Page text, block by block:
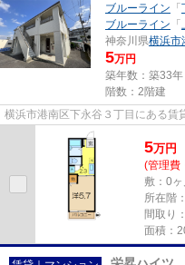
ブルーライン 「
ブルーライン 「
神奈川県横浜市
5万円
築年数：築33年
階数：2階建
横浜市港南区下永谷３丁目にある賃
5万円
(管理費
敷：0
所在階
間取り
面積：